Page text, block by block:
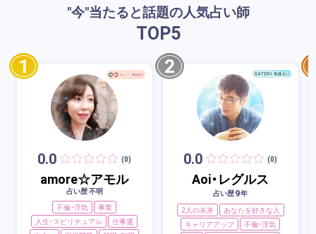
"今"当たると話題の人気占い師
TOP5
1
0.0 (0)
amore☆アモル
占い歴 不明
不倫・浮気
事業
人生・スピリチュアル
仕事運
2
0.0 (0)
Aoi・レグルス
占い歴9年
2人の未来
あなたを好きな人
キャリアアップ
不倫・浮気